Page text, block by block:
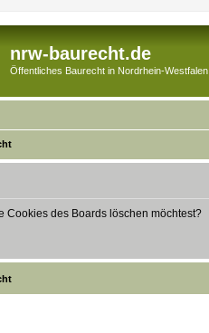
nrw-baurecht.de
Öffentliches Baurecht in Nordrhein-Westfalen
Cookies des Boards löschen möchtest?